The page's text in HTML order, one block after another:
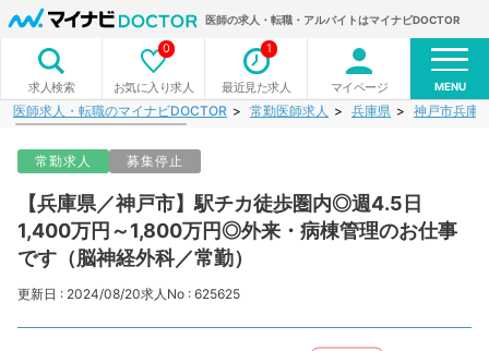
医師の求人・転職・アルバイトはマイナビDOCTOR
求人検索 お気に入り求人
0
最近見た求人
1
マイページ MENU
医師求人・転職のマイナビDOCTOR 常勤医師求人 兵庫県 神戸市兵庫
常勤求人 募集停止
【兵庫県／神戸市】駅チカ徒歩圏内◎週4.5日
1,400万円～1,800万円◎外来・病棟管理のお仕事
です（脳神経外科／常勤）
更新日 : 2024/08/20求人No : 625625